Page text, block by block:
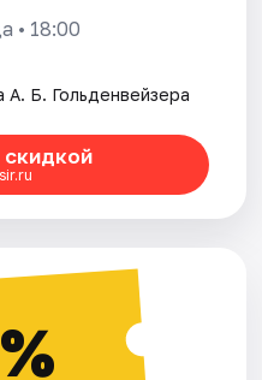
• 18:00
А. Б. Гольденвейзера